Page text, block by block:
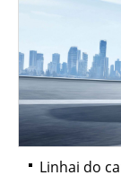
Linhai do